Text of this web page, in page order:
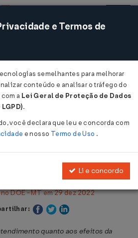
Acessar
DE 29/12/2022
DOE - MT em 29 dez 2022
quanto aos efeitos da
e Termos de
semelhantes para melhorar
conteúdo e analisar o tráfego do
a Lei Geral de Proteção de Dados
.
você declara que leu e concorda com
e nosso Termo de Uso .
Li e concordo